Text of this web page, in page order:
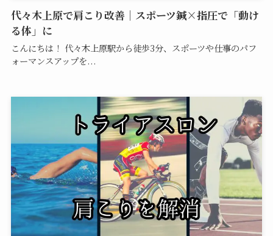
代々木上原で肩こり改善｜スポーツ鍼×指圧で「動け
る体」に
こんにちは！ 代々木上原駅から徒歩3分、スポーツや仕事のパフ
ォーマンスアップを...